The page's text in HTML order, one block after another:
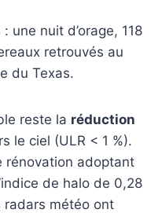
: une nuit d’orage, 118
retrouvés au
du Texas.
reste la réduction
le ciel (ULR < 1 %).
rénovation adoptant
de halo de 0,28
radars météo ont